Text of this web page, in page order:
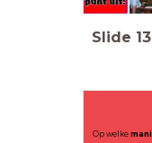
Slide 13
Op welke